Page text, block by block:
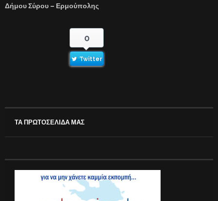
Δήμου Σύρου – Ερμούπολης
0
Twitter
ΤΑ ΠΡΩΤΟΣΕΛΙΔΑ ΜΑΣ